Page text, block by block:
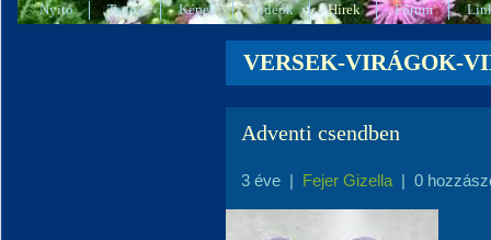
Nyitó Tagok Képek Videók Hírek Fórum
VERSEK-VIRÁGOK-
Adventi csendben
3 éve | Fejer Gizella | 0